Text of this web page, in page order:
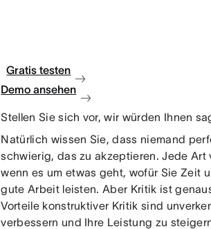
Gratis testen
Demo ansehen
Stellen Sie sich vor, wir würden Ihnen
Natürlich wissen Sie, dass niemand
schwierig, das zu akzeptieren. Jede
wenn es um etwas geht, wofür Sie Zeit
gute Arbeit leisten. Aber Kritik ist
Vorteile konstruktiver Kritik sind
verbessern und Ihre Leistung zu